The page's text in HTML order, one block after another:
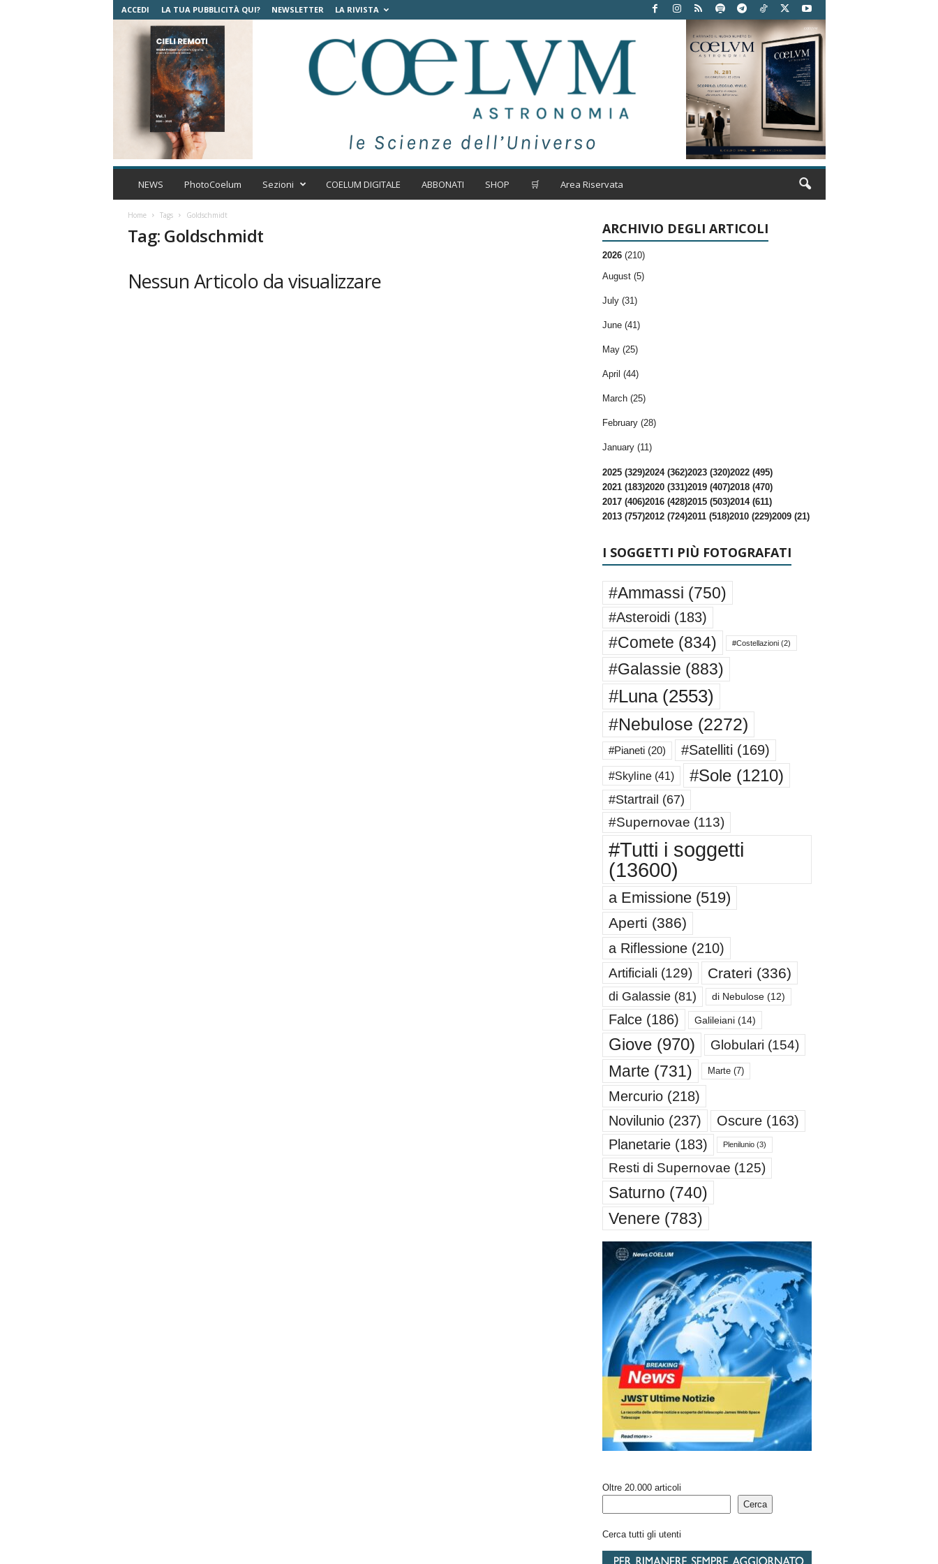
ACCEDI LA TUA PUBBLICITÀ QUI? NEWSLETTER LA RIVISTA
C
m
t
NEWS PhotoCoelum Sezioni COELUM DIGITALE ABBONATI SHOP 🛒 Area Riservata
Home Tags Goldschmidt
Tag: Goldschmidt
Nessun Articolo da visualizzare
ARCHIVIO DEGLI ARTICOLI
2026 (210)
August (5)
July (31)
June (41)
May (25)
April (44)
March (25)
February (28)
January (11)
2025 (329)2024 (362)2023 (320)2022 (495)
2021 (183)2020 (331)2019 (407)2018 (470)
2017 (406)2016 (428)2015 (503)2014 (611)
2013 (757)2012 (724)2011 (518)2010 (229)2009 (21)
I SOGGETTI PIÙ FOTOGRAFATI
#Ammassi (750)
#Asteroidi (183)
#Comete (834) #Costellazioni(2)
#Galassie (883)
#Luna(2553)
#Nebulose (2272)
#Pianeti(20) #Satelliti (169)
#Skyline(41) #Sole(1210)
#Startrail (67)
#Supernovae (113)
#Tutti i soggetti
(13600)
a Emissione(519)
Aperti (386)
a Riflessione(210)
Artificiali (129) Crateri (336)
di Galassie(81) di Nebulose(12)
Falce(186) Galileiani(14)
Giove(970) Globulari (154)
Marte (731) Marte(7)
Mercurio(218)
Novilunio(237) Oscure(163)
Planetarie(183) Plenilunio(3)
Resti di Supernovae (125)
Saturno (740)
Venere (783)
Oltre 20.000 articoli
Cerca
Cerca tutti gli utenti